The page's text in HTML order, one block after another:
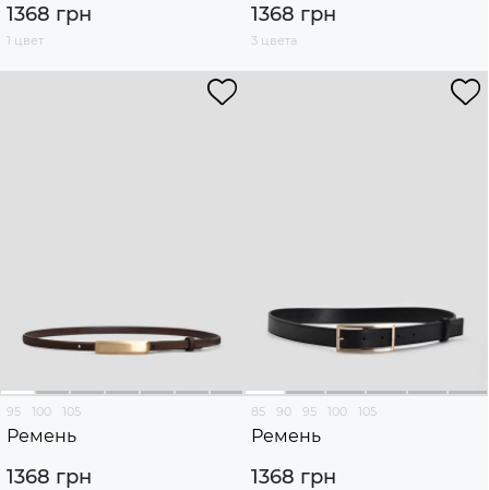
1368 грн
1 цвет
1368 грн
3 цвета
95 100 105
Ремень
1368 грн
85 90 95 100 105
Ремень
1368 грн